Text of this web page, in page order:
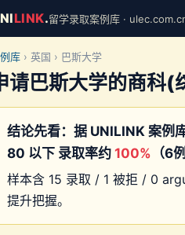
LINK.留学录取案例库 ·
库 › 英国 › 巴斯大学
请巴斯大学的商科(
结论先看：据 UNILINK 案例
80 以下 录取率约 100% （6
样本含 15 录取 / 1 被拒 / 0
提升把握。